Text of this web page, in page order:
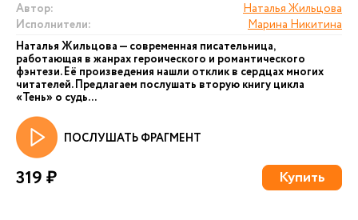
Автор:
Наталья Жильцова
Исполнители:
Марина Никитина
Наталья Жильцова — современная писательница,
работающая в жанрах героического и романтического
фэнтези. Её произведения нашли отклик в сердцах многих
читателей. Предлагаем послушать вторую книгу цикла
«Тень» о судь...
ПОСЛУШАТЬ ФРАГМЕНТ
319 ₽ Купить